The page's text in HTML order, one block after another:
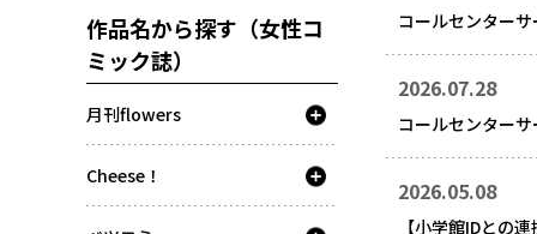
作品名から探す（女性コ
ミック誌）
月刊flowers
Cheese！
コールセンター
2026.07.28
コールセンター
2026.05.08
【小学館IDとの